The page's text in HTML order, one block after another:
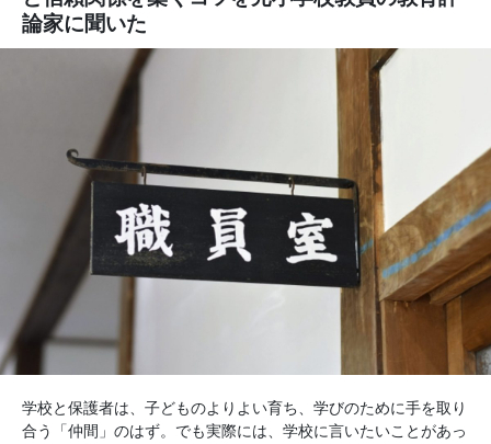
論家に聞いた
学校と保護者は、子どものよりよい育ち、学びのために手を取り
合う「仲間」のはず。でも実際には、学校に言いたいことがあっ